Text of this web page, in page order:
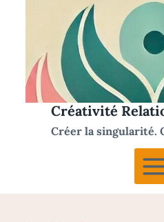
Créativité
Créer la singularité.